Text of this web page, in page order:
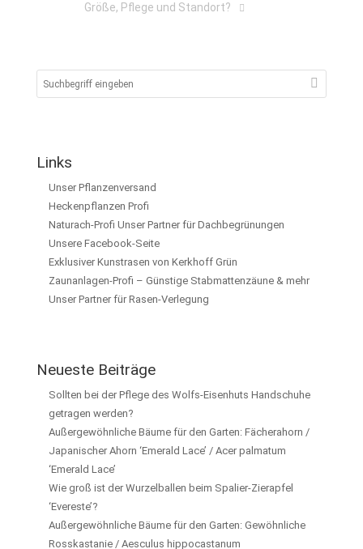
Größe, Pflege und Standort?
Links
Unser Pflanzenversand
Heckenpflanzen Profi
Naturach-Profi Unser Partner für Dachbegrünungen
Unsere Facebook-Seite
Exklusiver Kunstrasen von Kerkhoff Grün
Zaunanlagen-Profi – Günstige Stabmattenzäune & mehr
Unser Partner für Rasen-Verlegung
Neueste Beiträge
Sollten bei der Pflege des Wolfs-Eisenhuts Handschuhe
getragen werden?
Außergewöhnliche Bäume für den Garten: Fächerahorn /
Japanischer Ahorn ‘Emerald Lace’ / Acer palmatum
‘Emerald Lace’
Wie groß ist der Wurzelballen beim Spalier-Zierapfel
‘Evereste’?
Außergewöhnliche Bäume für den Garten: Gewöhnliche
Rosskastanie / Aesculus hippocastanum